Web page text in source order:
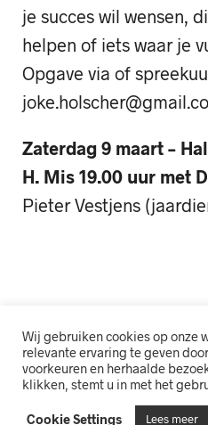
je succes wil wensen,
helpen of iets waar je
Opgave via of
Zaterdag 9 maart –
H. Mis 19.00 uur met
Pieter Vestjens
Wij gebruiken cookies op onze
relevante ervaring te geven
voorkeuren en herhaalde
klikken, stemt u in met het
Cookie Settings Lees meer